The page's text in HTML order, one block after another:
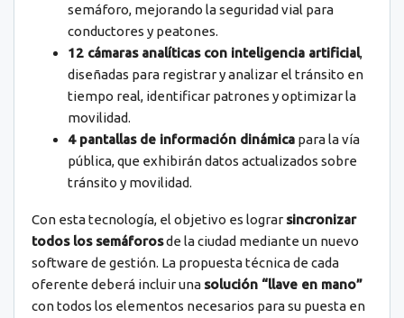
semáforo, mejorando la seguridad vial para
conductores y peatones.
12 cámaras analíticas con inteligencia artificial,
diseñadas para registrar y analizar el tránsito en
tiempo real, identificar patrones y optimizar la
movilidad.
4 pantallas de información dinámica para la vía
pública, que exhibirán datos actualizados sobre
tránsito y movilidad.
Con esta tecnología, el objetivo es lograr sincronizar
todos los semáforosde la ciudad mediante un nuevo
software de gestión. La propuesta técnica de cada
oferente deberá incluir una solución “llave en mano”
con todos los elementos necesarios para su puesta en